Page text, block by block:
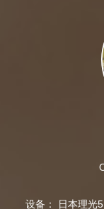
设备： 日本理光